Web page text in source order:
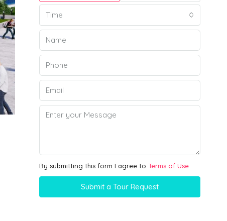
Time
By submitting this form I agree to Terms of Use
Submit a Tour Request